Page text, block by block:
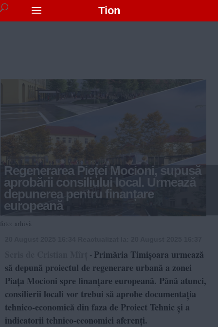
Tion
Regenerarea Pieței Mocioni, supusă
aprobării consiliului local. Urmează
depunerea pentru finanțare
europeană
foto: arhivă
- Primăria Timișoara urmează
să depună proiectul de regenerare urbană a zonei
Piața Mocioni spre finanțare europeană. Până atunci,
consilierii locali vor trebui să aprobe documentația
tehnico-economică din faza de Proiect Tehnic și a
indicatorii tehnico-economici aferenți.